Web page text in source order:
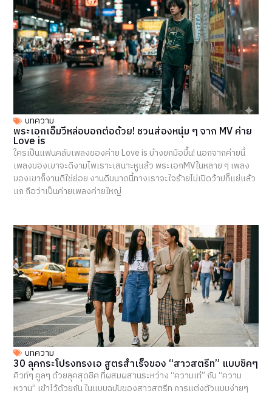
บทความ
พระเอกเอ็มวีหล่อบอกต่อด้วย! ชวนส่องหนุ่ม ๆ จาก MV ค่าย
Love is
ใครเป็นแฟนคลับเพลงของค่าย Love is บ้างยกมือขึ้น! นอกจากค่ายนี้
เพลงของเขาจะดีงามไพเราะเสนาะหูแล้ว พระเอกMVในหลาย ๆ เพลง
ของเขาก็งานดีใช่ย่อย งานดีขนาดนี้ทางเราจะใจร้ายไม่เปิดว้าปก็แย่แล้ว
แก ถือว่าเป็นค่ายเพลงค่ายใหญ่
บทความ
30 ลุคกระโปรงทรงเอ สูตรสำเร็จของ “สาวสตรีท” แบบชิคๆ
คิวท์ๆ คูลๆ ด้วยลุคสุดชิค ที่ผสมผสานระหว่าง “ความเท่” กับ “ความ
หวาน” เข้าไว้ด้วยกัน ในแบบฉบับของสาวสตรีท การแต่งตัวแบบง่ายๆ